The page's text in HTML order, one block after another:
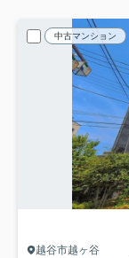
中古マンション
越谷市越ヶ谷